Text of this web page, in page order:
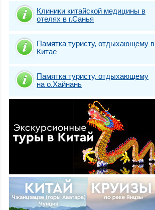
Клиники китайской медицины в
отелях в г.Санья
Памятка туристу, отдыхающему в
Китае
Памятка туристу, отдыхающему
на о.Хайнань